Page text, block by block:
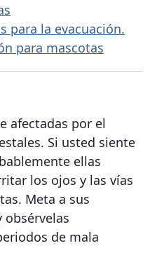
para la evacuación.
para mascotas
afectadas por el
Si usted siente
ellas
los ojos y las vías
Meta a sus
obsérvelas
de mala